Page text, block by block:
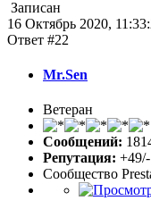
Записан
16 Октябрь 2020,
Ответ #22
Mr.Sen
Ветеран
Сообщений:
Репутация:
Сообщество